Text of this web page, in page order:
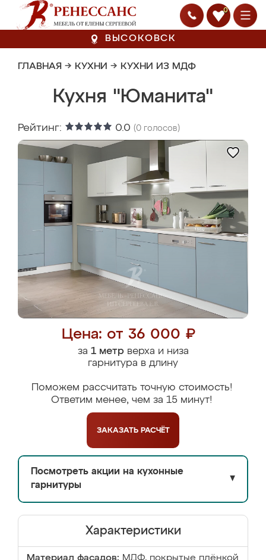
0
ВЫСОКОВСК
ГЛАВНАЯ → КУХНИ → КУХНИ ИЗ МДФ
Кухня "Юманита"
Рейтинг: 0.0 (0 голосов)
Цена: от 36 000 ₽
за 1 метрверха и низа
гарнитура в длину
Поможем рассчитать точную стоимость!
Ответим менее, чем за 15 минут!
ЗАКАЗАТЬ РАСЧЁТ
Посмотреть акции на кухонные
гарнитуры
▼
Характеристики